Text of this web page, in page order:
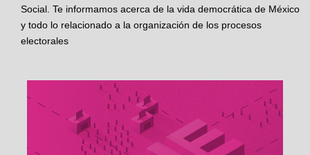
Social. Te informamos acerca de la vida democrática de México
y todo lo relacionado a la organización de los procesos
electorales